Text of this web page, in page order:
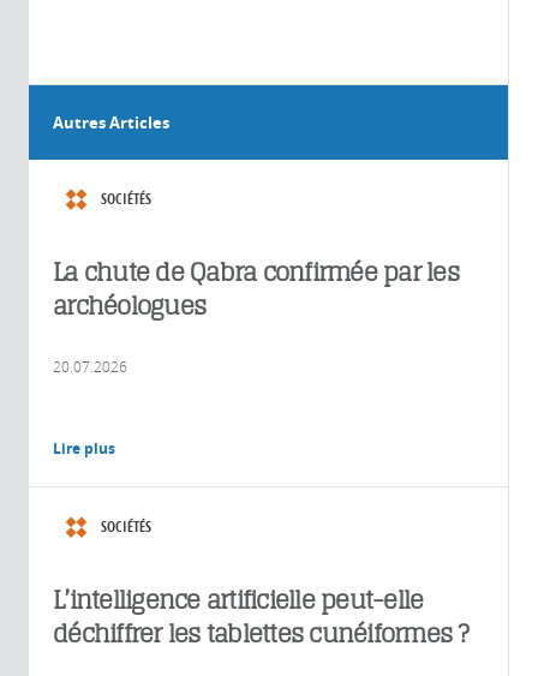
Autres Articles
SOCIÉTÉS
La chute de Qabra confirmée par les
archéologues
20.07.2026
Lire plus
SOCIÉTÉS
L’intelligence artificielle peut-elle
déchiffrer les tablettes cunéiformes ?